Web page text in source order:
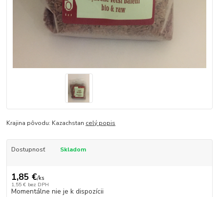
Krajina pôvodu: Kazachstan celý popis
Dostupnosť Skladom
1,85 €/ks
1,55 € bez DPH
Momentálne nie je k dispozícii